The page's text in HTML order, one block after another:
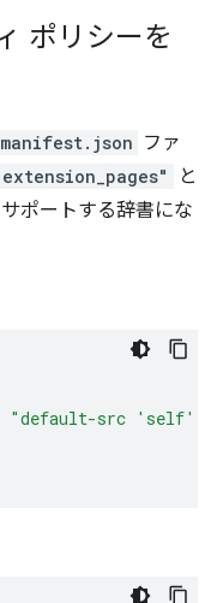
ポリシーを
manifest.json ファ
と
ポートする辞書にな
"default-src 'self'"